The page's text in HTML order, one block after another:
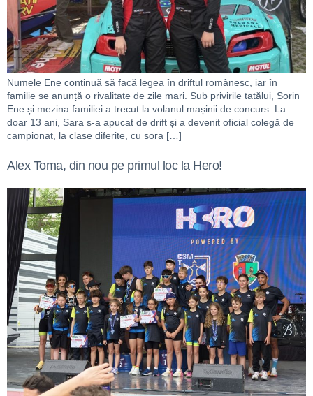
Numele Ene continuă să facă legea în driftul românesc, iar în
familie se anunță o rivalitate de zile mari. Sub privirile tatălui, Sorin
Ene și mezina familiei a trecut la volanul mașinii de concurs. La
doar 13 ani, Sara s-a apucat de drift și a devenit oficial colegă de
campionat, la clase diferite, cu sora […]
Alex Toma, din nou pe primul loc la Hero!